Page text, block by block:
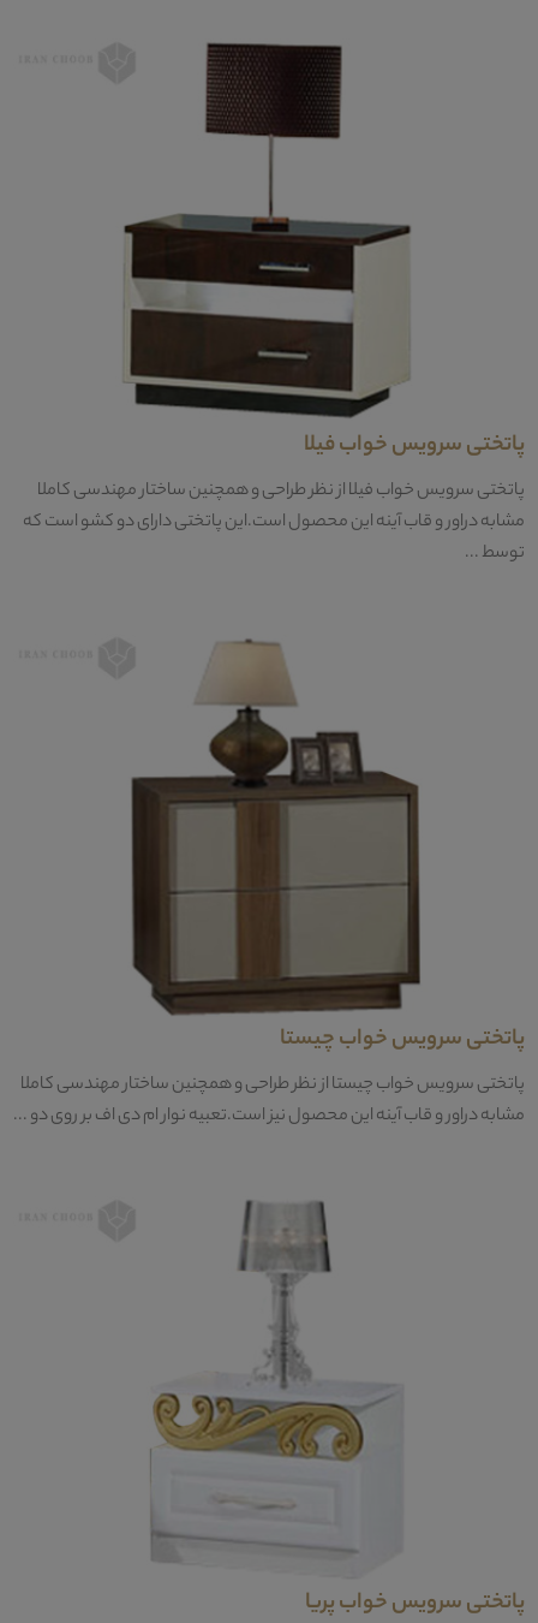
پاتختی سرویس خواب فیلا
پاتختی سرویس خواب فیلا از نظر طراحی و همچنین ساختار مهندسی کاملا
مشابه دراور و قاب آینه این محصول است.این پاتختی دارای دو کشو است که
توسط ...
پاتختی سرویس خواب چیستا
پاتختی سرویس خواب چیستا از نظر طراحی و همچنین ساختار مهندسی کاملا
مشابه دراور و قاب آینه این محصول نیز است.تعبیه نوار ام دی اف بر روی دو ...
پاتختی سرویس خواب پریا